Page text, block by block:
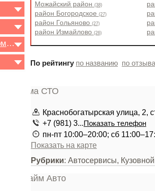
Купить-продать автомобиль
Можайский район (38)
район Богородское (27)
район Гольяново (27)
район Измайлово (26)
По рейтингу по названию по
Краснобогатырская улица, 2,
+7 (981) 3...Показать телефон
пн-пт 10:00–20:00; сб
Показать на карте
Рубрики: Автосервисы,